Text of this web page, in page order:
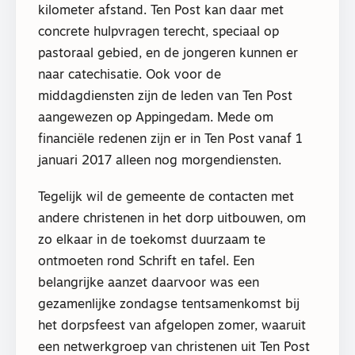
kilometer afstand. Ten Post kan daar met
concrete hulpvragen terecht, speciaal op
pastoraal gebied, en de jongeren kunnen er
naar catechisatie. Ook voor de
middagdiensten zijn de leden van Ten Post
aangewezen op Appingedam. Mede om
financiële redenen zijn er in Ten Post vanaf 1
januari 2017 alleen nog morgendiensten.
Tegelijk wil de gemeente de contacten met
andere christenen in het dorp uitbouwen, om
zo elkaar in de toekomst duurzaam te
ontmoeten rond Schrift en tafel. Een
belangrijke aanzet daarvoor was een
gezamenlijke zondagse tentsamenkomst bij
het dorpsfeest van afgelopen zomer, waaruit
een netwerkgroep van christenen uit Ten Post